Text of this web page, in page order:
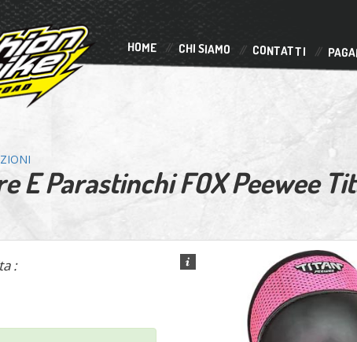
HOME CHI SIAMO CONTATTI
E Parastinchi FOX Peewee
: